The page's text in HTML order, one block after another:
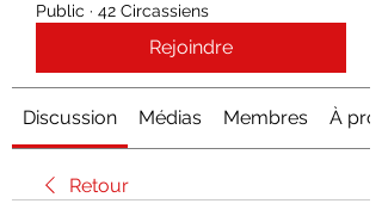
Public · 42 Circassiens
Rejoindre
Discussion Médias Membres À
Retour